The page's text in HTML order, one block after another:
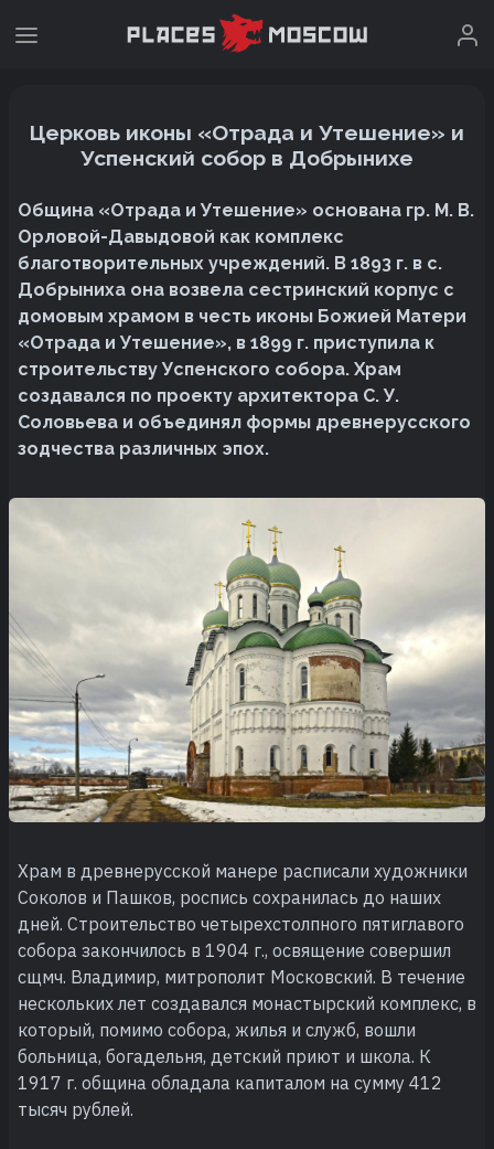
Церковь иконы «Отрада и Утешение» и
Успенский собор в Добрынихе
Община «Отрада и Утешение» основана гр. М. В.
Орловой-Давыдовой как комплекс
благотворительных учреждений. В 1893 г. в с.
Добрыниха она возвела сестринский корпус с
домовым храмом в честь иконы Божией Матери
«Отрада и Утешение», в 1899 г. приступила к
строительству Успенского собора. Храм
создавался по проекту архитектора С. У.
Соловьева и объединял формы древнерусского
зодчества различных эпох.
Храм в древнерусской манере расписали художники
Соколов и Пашков, роспись сохранилась до наших
дней. Строительство четырехстолпного пятиглавого
собора закончилось в 1904 г., освящение совершил
сщмч. Владимир, митрополит Московский. В течение
нескольких лет создавался монастырский комплекс, в
который, помимо собора, жилья и служб, вошли
больница, богадельня, детский приют и школа. К
1917 г. община обладала капиталом на сумму 412
тысяч рублей.